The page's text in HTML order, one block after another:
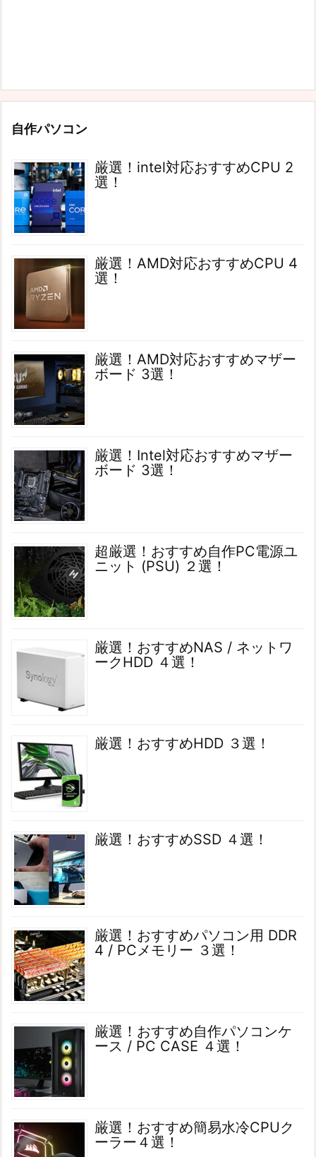
自作パソコン
厳選！intel対応おすすめCPU 2
選！
厳選！AMD対応おすすめCPU 4
選！
厳選！AMD対応おすすめマザー
ボード 3選！
厳選！Intel対応おすすめマザー
ボード 3選！
超厳選！おすすめ自作PC電源ユ
ニット (PSU) ２選！
厳選！おすすめNAS / ネットワ
ークHDD ４選！
厳選！おすすめHDD ３選！
厳選！おすすめSSD ４選！
厳選！おすすめパソコン用 DDR
4 / PCメモリー ３選！
厳選！おすすめ自作パソコンケ
ース / PC CASE ４選！
厳選！おすすめ簡易水冷CPUク
ーラー４選！